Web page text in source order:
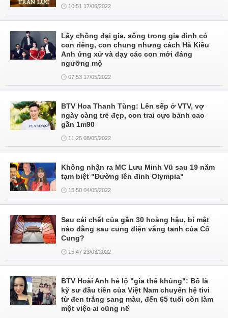
10:51 17/06/2022
Lấy chồng đại gia, sống trong gia đình có
con riêng, con chung nhưng cách Hà Kiều
Anh ứng xử và dạy các con mới đáng
ngưỡng mộ
07:53 17/05/2022
BTV Hoa Thanh Tùng: Lên sếp ở VTV, vợ
ngày càng trẻ đẹp, con trai cực bảnh cao
gần 1m90
11:25 08/05/2022
Không nhận ra MC Lưu Minh Vũ sau 19 năm
tạm biệt "Đường lên đỉnh Olympia"
15:50 04/05/2022
Sau cái chết của gần 30 hoàng hậu, bí mật
nào đằng sau cung điện vắng tanh của Cố
Cung?
15:47 23/03/2022
BTV Hoài Anh hé lộ "gia thế khủng": Bố là
kỹ sư đầu tiên của Việt Nam chuyển hệ tivi
từ đen trắng sang màu, đến 65 tuổi còn làm
một việc ai cũng nể